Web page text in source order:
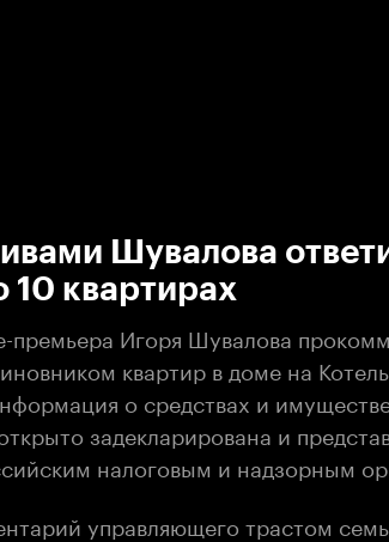
Шувалова
10 квартирах
премьера Игоря Шувалова
квартир в доме на
о средствах и
задекларирована и
налоговым и надзорным
управляющего трастом